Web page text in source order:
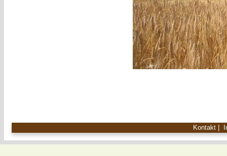
Kontakt